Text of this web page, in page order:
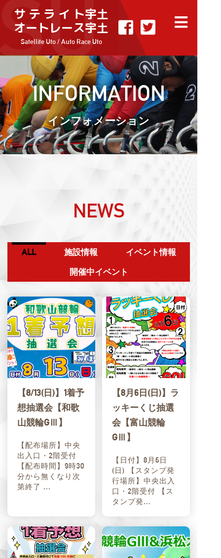
サ テ ラ イ ト宇土
オートレース宇土
Satellite Uto / Auto Race Uto
INFORMATION
インフォメーション
NEWS
ALL 施設情報
イベント情報
開催中イベント
【8/13(日)】1着予
想抽選会【和歌
山競輪GⅢ】
【配布場所】中央
出入口・2階受付
【配布時間】9時30
分から無くなり次
第終了 ...
【8月6日(日)】ラ
ッキーくじ抽選
会【富山競輪
GⅢ】
【日付】8月6日
(日) 【スタンプ発
行場所】中央出入
口・2階受付 【ス
タンプ発...